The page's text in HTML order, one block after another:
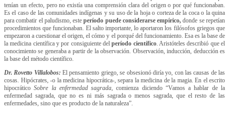
tenían un efecto, pero no existía una comprensión clara del origen o por qué funcionaban.
Es el caso de las comunidades indígenas y su uso de la hoja o corteza de la coca o la quina
para combatir el paludismo, esteperíodo puede considerarse empírico,donde se repetían
procedimientos que funcionaban. El salto importante, lo aportaron los filósofos griegos que
empezaron a cuestionar el origen, el cómo y el porqué del funcionamiento. Esa es la base de
la medicina científica y por consiguiente delperíodo científico. Aristóteles describió que el
conocimiento se generaba a partir de la observación. Observación, inducción, deducción es
la base del método científico.
Dr. Rovetto Villalobos:El pensamiento griego, se obsesionó diría yo, con las causas de las
cosas. Hipócrates, -o la medicina hipocrática-, separa la medicina de la magia. En el escrito
hipocráticoSobre la enfermedad sagrada,comienza diciendo “Vamos a hablar de la
enfermedad sagrada, que no es ni más sagrada o menos sagrada, que el resto de las
enfermedades, sino que es producto de la naturaleza”.